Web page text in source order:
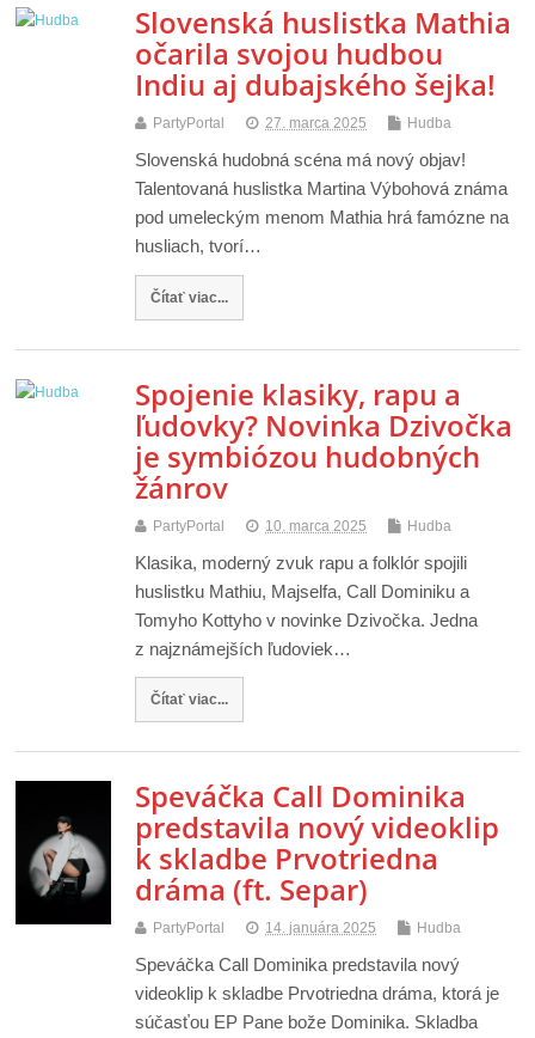
Slovenská huslistka Mathia
očarila svojou hudbou
Indiu aj dubajského šejka!
PartyPortal 27. marca 2025 Hudba
Slovenská hudobná scéna má nový objav!
Talentovaná huslistka Martina Výbohová známa
pod umeleckým menom Mathia hrá famózne na
husliach, tvorí…
Čítať viac...
Spojenie klasiky, rapu a
ľudovky? Novinka Dzivočka
je symbiózou hudobných
žánrov
PartyPortal 10. marca 2025 Hudba
Klasika, moderný zvuk rapu a folklór spojili
huslistku Mathiu, Majselfa, Call Dominiku a
Tomyho Kottyho v novinke Dzivočka. Jedna
z najznámejších ľudoviek…
Čítať viac...
Speváčka Call Dominika
predstavila nový videoklip
k skladbe Prvotriedna
dráma (ft. Separ)
PartyPortal 14. januára 2025 Hudba
Speváčka Call Dominika predstavila nový
videoklip k skladbe Prvotriedna dráma, ktorá je
súčasťou EP Pane bože Dominika. Skladba